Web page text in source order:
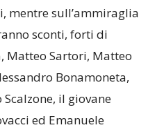
mentre sull’ammiraglia
sconti, forti di
Matteo Sartori, Matteo
Bonamoneta,
il giovane
ed Emanuele